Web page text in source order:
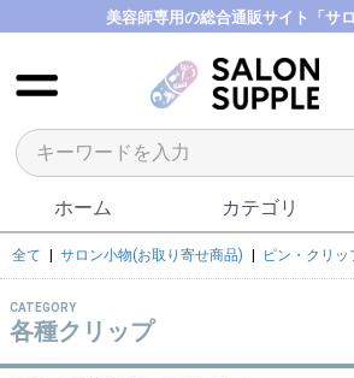
美容師専用の総合通販サイト「サ
ホーム カテゴリ
全て サロン小物(お取り寄せ商品) ピン・クリッ
CATEGORY
各種クリップ